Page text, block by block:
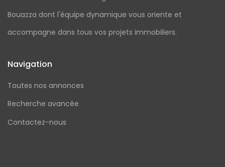
Bouazza dont l'équipe dynamique vous oriente et
accompagne dans tous vos projets immobiliers.
Navigation
Toutes nos annonces
Recherche avancée
Contactez-nous